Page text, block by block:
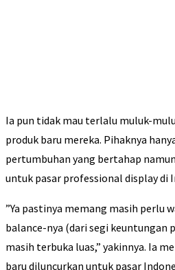
Ia pun tidak mau terlalu muluk-
produk baru mereka. Pihaknya
pertumbuhan yang bertahap
untuk pasar professional display di
”Ya pastinya memang masih perlu
balance-nya (dari segi keuntungan
masih terbuka luas,” yakinnya. Ia
baru diluncurkan untuk pasar